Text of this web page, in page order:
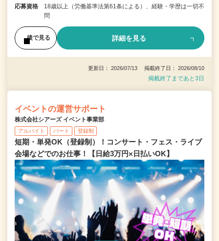
応募資格
18歳以上（労働基準法第61条による）、経験・学歴は一切不
問
後で見る 詳細を見る
更新日： 2026/07/13 掲載終了日： 2026/08/10
掲載終了まであと3日
イベントの運営サポート
株式会社シアーズ イベント事業部
アルバイト パート 登録制
短期・単発OK（登録制）！コンサート・フェス・ライブ
会場などでのお仕事！【日給3万円×日払いOK】